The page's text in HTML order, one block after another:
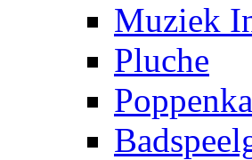
Muziek
Pluche